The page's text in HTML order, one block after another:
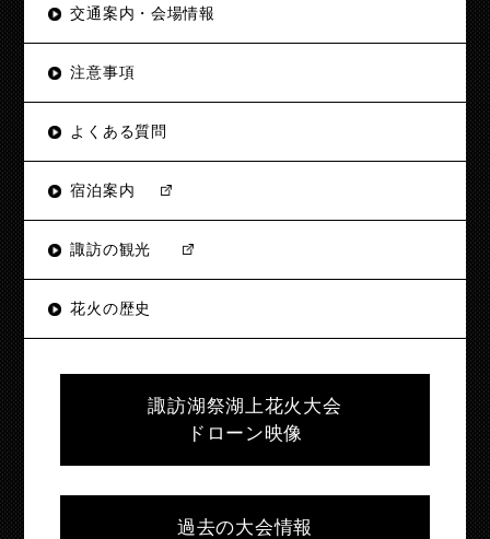
交通案内・会場情報
注意事項
よくある質問
宿泊案内
諏訪の観光
花火の歴史
諏訪湖祭湖上花火大会
ドローン映像
過去の大会情報